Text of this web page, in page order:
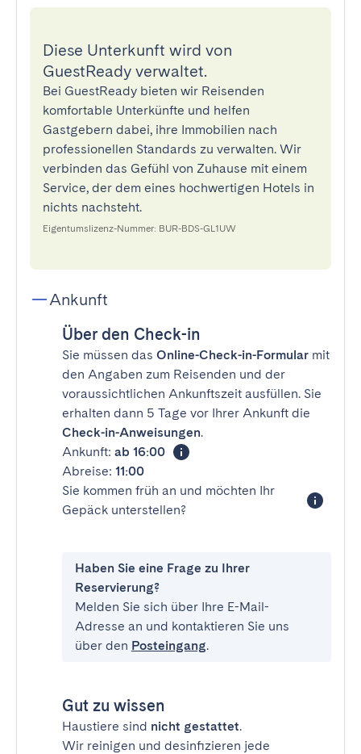
Diese Unterkunft wird von
GuestReady verwaltet.
Bei GuestReady bieten wir Reisenden
komfortable Unterkünfte und helfen
Gastgebern dabei, ihre Immobilien nach
professionellen Standards zu verwalten. Wir
verbinden das Gefühl von Zuhause mit einem
Service, der dem eines hochwertigen Hotels in
nichts nachsteht.
Eigentumslizenz-Nummer: BUR-BDS-GL1UW
Ankunft
Über den Check-in
Sie müssen das Online-Check-in-Formular mit
den Angaben zum Reisenden und der
voraussichtlichen Ankunftszeit ausfüllen. Sie
erhalten dann 5 Tage vor Ihrer Ankunft die
Check-in-Anweisungen.
Ankunft: ab 16:00
Abreise: 11:00
Sie kommen früh an und möchten Ihr
Gepäck unterstellen?
Haben Sie eine Frage zu Ihrer
Reservierung?
Melden Sie sich über Ihre E-Mail-
Adresse an und kontaktieren Sie uns
über den Posteingang.
Gut zu wissen
Haustiere sind nicht gestattet.
Wir reinigen und desinfizieren jede